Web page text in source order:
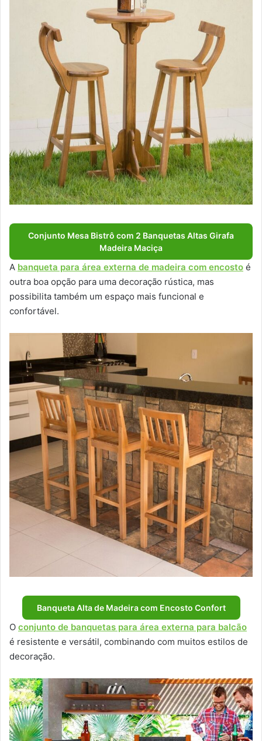
Conjunto Mesa Bistrô com 2 Banquetas Altas Girafa
Madeira Maciça
A banqueta para área externa de madeira com encosto é
outra boa opção para uma decoração rústica, mas
possibilita também um espaço mais funcional e
confortável.
Banqueta Alta de Madeira com Encosto Confort
O conjunto de banquetas para área externa para balcão
é resistente e versátil, combinando com muitos estilos de
decoração.